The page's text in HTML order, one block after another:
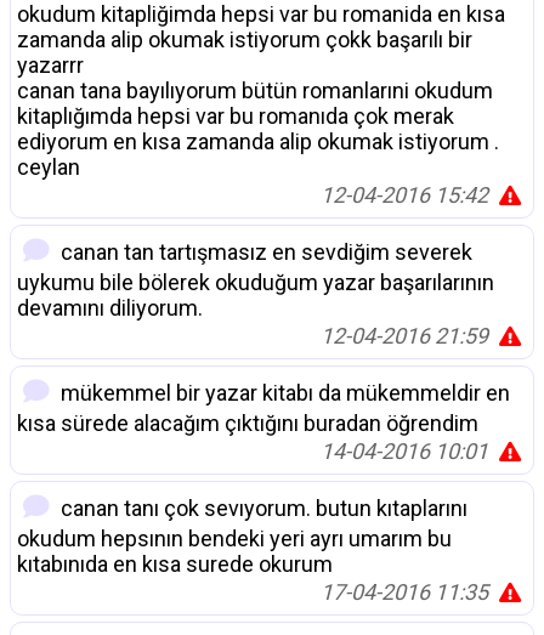
okudum kitapliğimda hepsi var bu romanida en kısa
zamanda alip okumak istiyorum çokk başarılı bir
yazarrr
canan tana bayılıyorum bütün romanlarıni okudum
kitaplığımda hepsi var bu romanıda çok merak
ediyorum en kısa zamanda alip okumak istiyorum .
ceylan
12-04-2016 15:42
canan tan tartışmasız en sevdiğim severek
uykumu bile bölerek okuduğum yazar başarılarının
devamını diliyorum.
12-04-2016 21:59
mükemmel bir yazar kitabı da mükemmeldir en
kısa sürede alacağım çıktığını buradan öğrendim
14-04-2016 10:01
canan tanı çok sevıyorum. butun kıtaplarını
okudum hepsının bendeki yeri ayrı umarım bu
kıtabınıda en kısa surede okurum
17-04-2016 11:35